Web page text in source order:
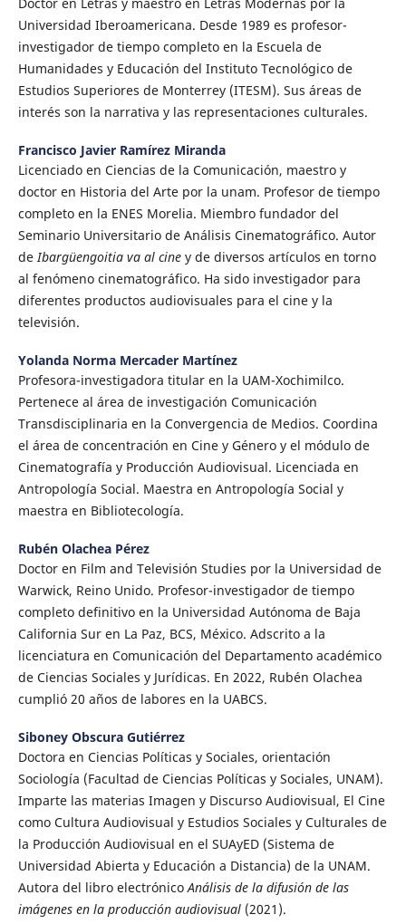
Universidad Iberoamericana. Desde 1989 es profesor-
investigador de tiempo completo en la Escuela de
Humanidades y Educación del Instituto Tecnológico de
Estudios Superiores de Monterrey (ITESM). Sus áreas de
interés son la narrativa y las representaciones culturales.
Francisco Javier Ramírez Miranda
Licenciado en Ciencias de la Comunicación, maestro y
doctor en Historia del Arte por la unam. Profesor de tiempo
completo en la ENES Morelia. Miembro fundador del
Seminario Universitario de Análisis Cinematográfico. Autor
de Ibargüengoitia va al ciney de diversos artículos en torno
al fenómeno cinematográfico. Ha sido investigador para
diferentes productos audiovisuales para el cine y la
televisión.
Yolanda Norma Mercader Martínez
Profesora-investigadora titular en la UAM-Xochimilco.
Pertenece al área de investigación Comunicación
Transdisciplinaria en la Convergencia de Medios. Coordina
el área de concentración en Cine y Género y el módulo de
Cinematografía y Producción Audiovisual. Licenciada en
Antropología Social. Maestra en Antropología Social y
maestra en Bibliotecología.
Rubén Olachea Pérez
Doctor en Film and Televisión Studies por la Universidad de
Warwick, Reino Unido. Profesor-investigador de tiempo
completo definitivo en la Universidad Autónoma de Baja
California Sur en La Paz, BCS, México. Adscrito a la
licenciatura en Comunicación del Departamento académico
de Ciencias Sociales y Jurídicas. En 2022, Rubén Olachea
cumplió 20 años de labores en la UABCS.
Siboney Obscura Gutiérrez
Doctora en Ciencias Políticas y Sociales, orientación
Sociología (Facultad de Ciencias Políticas y Sociales, UNAM).
Imparte las materias Imagen y Discurso Audiovisual, El Cine
como Cultura Audiovisual y Estudios Sociales y Culturales de
la Producción Audiovisual en el SUAyED (Sistema de
Universidad Abierta y Educación a Distancia) de la UNAM.
Autora del libro electrónico Análisis de la difusión de las
imágenes en la producción audiovisual(2021).